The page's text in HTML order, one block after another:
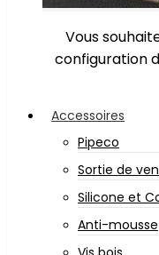
Vous
configuration
Accessoires
Pipeco
Sortie de
Silicone et
Anti-mousse